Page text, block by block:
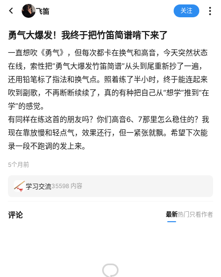
飞笛 关注
勇气大爆发！我终于把竹笛简谱啃下来了
一直想吹《勇气》，但每次都卡在换气和高音，今天突然状态
在线，索性把“勇气大爆发竹笛简谱”从头到尾重新抄了一遍，
还用铅笔标了指法和换气点。照着练了半小时，终于能连起来
吹到副歌，不再断断续续了，真的有种把自己从“想学”推到“在
学”的感觉。
有同样在练这首的朋友吗？你们高音6、7那里怎么稳住的？我
现在靠放慢和轻点气，效果还行，但一紧张就飘。希望下次能
录一段不跑调的发上来。
5个月前
学习交流35598 内容
评论 最新热门 只看作者